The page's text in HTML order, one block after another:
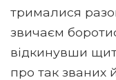
трималися
звичаєм
відкинувши
про так званих